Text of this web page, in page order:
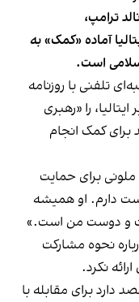
ترامپ،
آماده «کمک» به
است.
در مصاحبه‌ای تلفنی با روزنامه
را «رهبری
برای کمک انجام
برای حمایت
دارم. او همیشه
و دوست من است.»
نحوه مشارکت
نکرد.
دارد برای مقابله با